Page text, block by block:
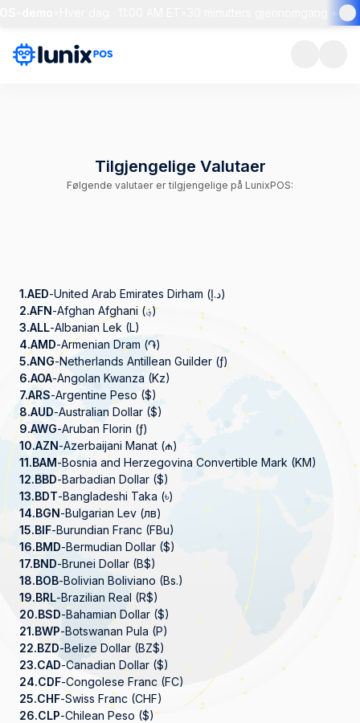
30 minutters gjennomgang + live
Tilgjengelige Valutaer
Følgende valutaer er tilgjengelige på LunixPOS:
1.AED-
United Arab Emirates Dirham (د.إ)
2.AFN-
Afghan Afghani (؋)
3.ALL-Albanian Lek (L)
4.AMD-Armenian Dram (֏)
5.ANG-Netherlands Antillean Guilder (ƒ)
6.AOA-Angolan Kwanza (Kz)
7.ARS-Argentine Peso ($)
8.AUD-Australian Dollar ($)
9.AWG-Aruban Florin (ƒ)
10.AZN-Azerbaijani Manat (₼)
11.BAM-Bosnia and Herzegovina Convertible Mark (KM)
12.BBD-Barbadian Dollar ($)
13.BDT-Bangladeshi Taka (৳)
14.BGN-Bulgarian Lev (лв)
15.BIF-Burundian Franc (FBu)
16.BMD-Bermudian Dollar ($)
17.BND-Brunei Dollar (B$)
18.BOB-Bolivian Boliviano (Bs.)
19.BRL-Brazilian Real (R$)
20.BSD-Bahamian Dollar ($)
21.BWP-Botswanan Pula (P)
22.BZD-Belize Dollar (BZ$)
23.CAD-Canadian Dollar ($)
24.CDF-Congolese Franc (FC)
25.CHF-Swiss Franc (CHF)
26.CLP-Chilean Peso ($)